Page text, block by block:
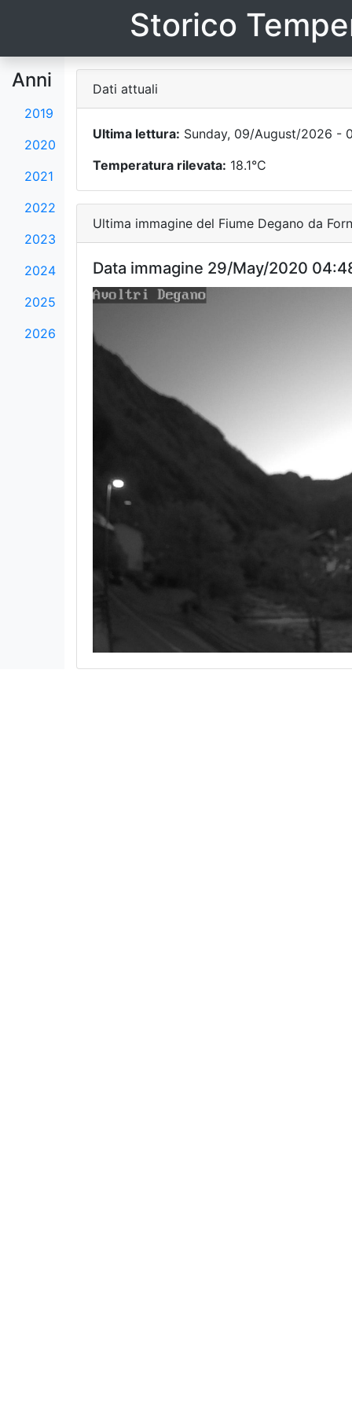
Storico
Anni
2019
2020
2021
2022
2023
2024
2025
2026
Dati attuali
Ultima lettura: Sunday, 09/August/2026 -
Temperatura rilevata: 18.1°C
Ultima immagine del Fiume Degano da
Data immagine 29/May/2020